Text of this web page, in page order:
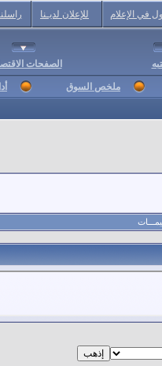
في الإعلام للإعلان لديـنا
الصفحات
ملخص السوق